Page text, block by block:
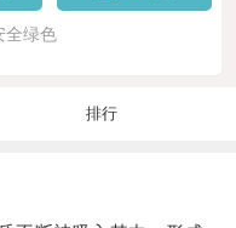
全绿色
排行